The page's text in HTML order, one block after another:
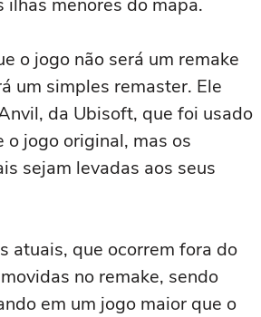
ilhas menores do mapa.
o jogo não será um remake
um simples remaster. Ele
da Ubisoft, que foi usado
jogo original, mas os
sejam levadas aos seus
atuais, que ocorrem fora do
no remake, sendo
em um jogo maior que o